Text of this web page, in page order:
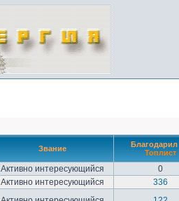
Звание
Благодарил
Топлист
Активно интересующийся 0
Активно интересующийся 336